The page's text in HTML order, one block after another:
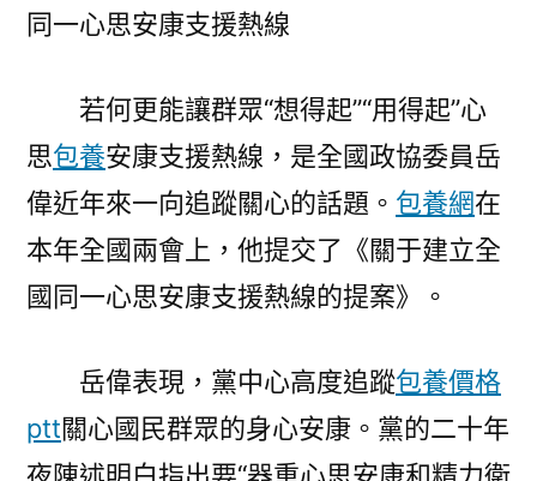
員
岳
偉：
建
立
全
一
心
思
同一心思安康支援熱線
若何更能讓群眾“想得起”“用得起”心
思包養安康支援熱線，是全國政協委員岳
偉近年來一向追蹤關心的話題。 包養網在
本年全國兩會上，他提交了《關于建立全
國同一心思安康支援熱線的提案》。
岳偉表現，黨中心高度追蹤包養價格
ptt關心國民群眾的身心安康。黨的二十年